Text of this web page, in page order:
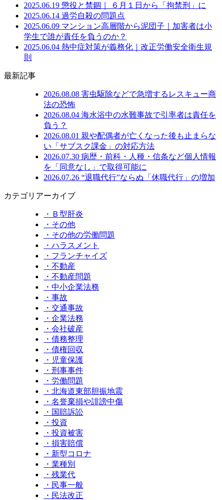
2025.06.19 懲役と禁錮｜ ６月１日から「拘禁刑」に
2025.06.14 過労自殺の問題点
2025.06.09 マンション高層階から泥団子｜加害者は小
学生で誰が責任を負うのか？
2025.06.04 熱中症対策が義務化｜改正労働安全衛生規
則
最新記事
2026.08.08 害虫駆除などで急増するレスキュー商
法の恐怖
2026.08.04 海水浴中の水難事故で引率者は責任を
負う？
2026.08.01 親や配偶者が亡くなった後も止まらな
い「サブスク課金」の対応方法
2026.07.30 病歴・前科・人種・信条など個人情報
を「同意なし」で取得可能に
2026.07.26 “退職代行”ならぬ「休職代行」の増加
カテゴリアーカイブ
・Ｂ型肝炎
・その他
・その他の労働問題
・ハラスメント
・フランチャイズ
・不動産
・不動産問題
・中小企業法務
・事故
・交通事故
・企業法務
・会社破産
・債務整理
・債権回収
・児童保護
・刑事事件
・労働問題
・北海道東部胆振地震
・名誉棄損や誹謗中傷
・国賠訴訟
・投資
・投資被害
・損害賠償
・新型コロナ
・業種別
・残業代
・民事一般
・民法改正